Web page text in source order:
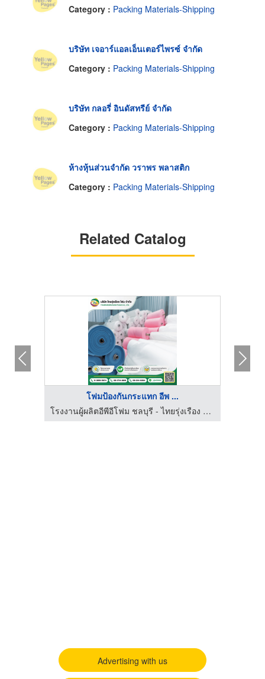
Category : Packing Materials-Shipping
บริษัท เจอาร์แอลเอ็นเตอร์ไพรซ์ จำกัด
Category : Packing Materials-Shipping
บริษัท กลอรี่ อินดัสทรีย์ จำกัด
Category : Packing Materials-Shipping
ห้างหุ้นส่วนจำกัด วราพร พลาสติก
Category : Packing Materials-Shipping
Related Catalog
โฟมป้องกันกระแทก อีพ ...
โรงงานผู้ผลิตอีพีอีโฟม ชลบุรี - ไทยรุ่งเรือง โฟม
Advertising with us